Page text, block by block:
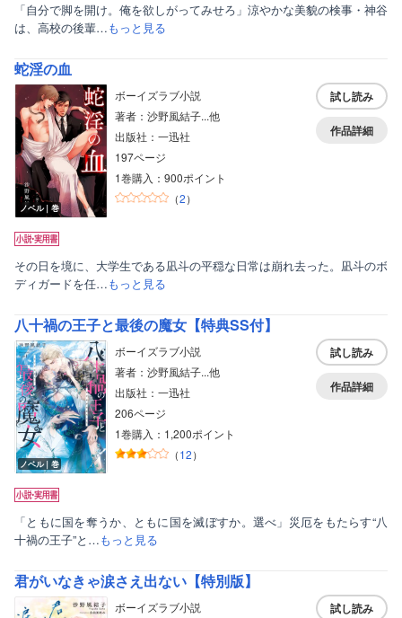
「自分で脚を開け。俺を欲しがってみせろ」涼やかな美貌の検事・神谷
は、高校の後輩…もっと見る
蛇淫の血
ノベル｜巻
ボーイズラブ小説
著者：沙野風結子...他
出版社：一迅社
197ページ
1巻購入：900ポイント
（2）
試し読み
作品詳細
その日を境に、大学生である凪斗の平穏な日常は崩れ去った。凪斗のボ
ディガードを任…もっと見る
八十禍の王子と最後の魔女【特典SS付】
ノベル｜巻
ボーイズラブ小説
著者：沙野風結子...他
出版社：一迅社
206ページ
1巻購入：1,200ポイント
（12）
試し読み
作品詳細
「ともに国を奪うか、ともに国を滅ぼすか。選べ」災厄をもたらす“八
十禍の王子”と…もっと見る
君がいなきゃ涙さえ出ない【特別版】
ボーイズラブ小説
試し読み